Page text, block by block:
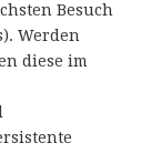
Besuch
Werden
diese im